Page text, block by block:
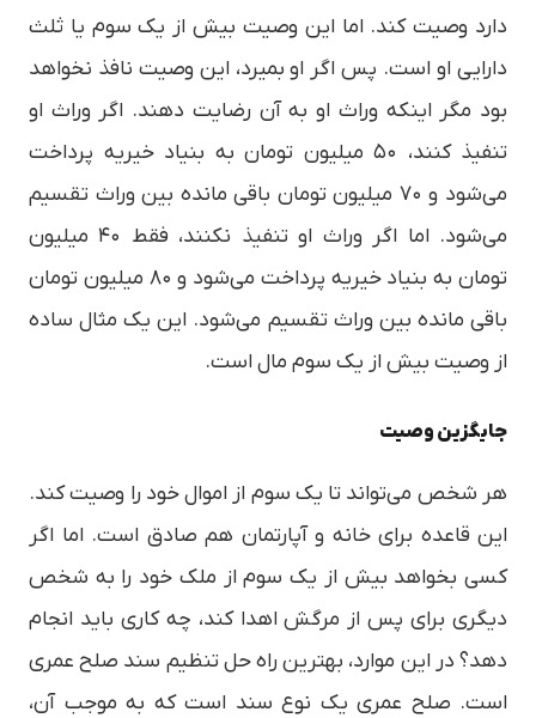
دارد وصیت کند. اما این وصیت بیش از یک سوم یا ثلث
دارایی او است. پس اگر او بمیرد، این وصیت نافذ نخواهد
بود مگر اینکه وراث او به آن رضایت دهند. اگر وراث او
تنفیذ کنند، ۵۰ میلیون تومان به بنیاد خیریه پرداخت
می‌شود و ۷۰ میلیون تومان باقی مانده بین وراث تقسیم
می‌شود. اما اگر وراث او تنفیذ نکنند، فقط ۴۰ میلیون
تومان به بنیاد خیریه پرداخت می‌شود و ۸۰ میلیون تومان
باقی مانده بین وراث تقسیم می‌شود. این یک مثال ساده
از وصیت بیش از یک سوم مال است.
جایگزین وصیت
هر شخص می‌تواند تا یک سوم از اموال خود را وصیت کند.
این قاعده برای خانه و آپارتمان هم صادق است. اما اگر
کسی بخواهد بیش از یک سوم از ملک خود را به شخص
دیگری برای پس از مرگش اهدا کند، چه کاری باید انجام
دهد؟ در این موارد، بهترین راه حل تنظیم سند صلح عمری
است. صلح عمری یک نوع سند است که به موجب آن،